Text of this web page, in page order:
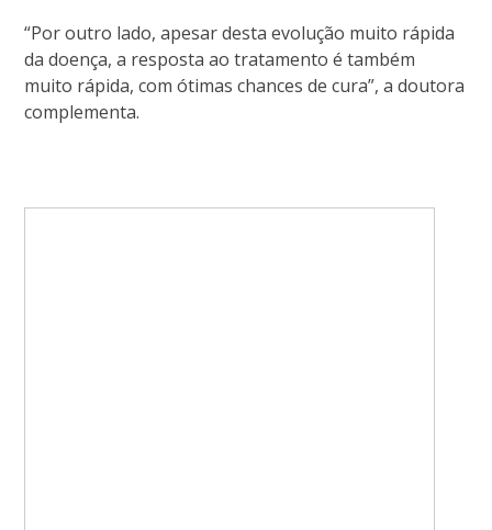
“Por outro lado, apesar desta evolução muito rápida
da doença, a resposta ao tratamento é também
muito rápida, com ótimas chances de cura”, a doutora
complementa.